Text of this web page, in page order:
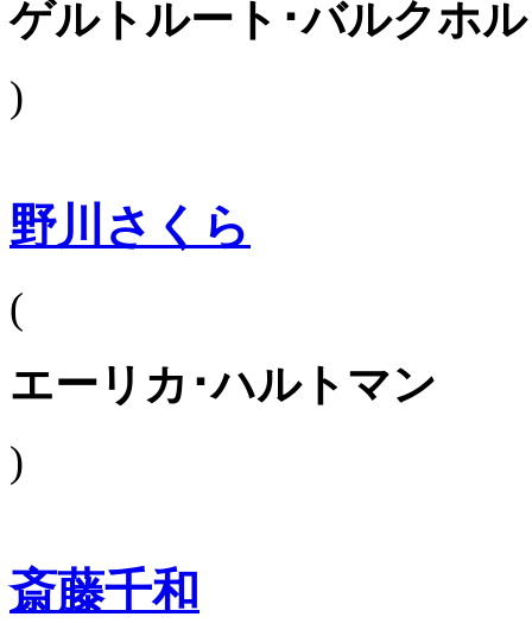
ゲルトルート･バルクホ
)
野川さくら
(
エーリカ･ハルトマン
)
斎藤千和